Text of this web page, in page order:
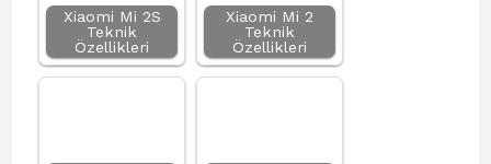
Xiaomi Mi 2S
Teknik
Özellikleri
Xiaomi Mi 2
Teknik
Özellikleri